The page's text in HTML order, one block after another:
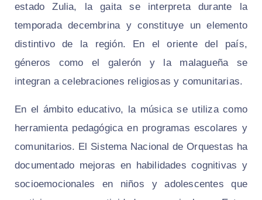
estado Zulia, la gaita se interpreta durante la
temporada decembrina y constituye un elemento
distintivo de la región. En el oriente del país,
géneros como el galerón y la malagueña se
integran a celebraciones religiosas y comunitarias.
En el ámbito educativo, la música se utiliza como
herramienta pedagógica en programas escolares y
comunitarios. El Sistema Nacional de Orquestas ha
documentado mejoras en habilidades cognitivas y
socioemocionales en niños y adolescentes que